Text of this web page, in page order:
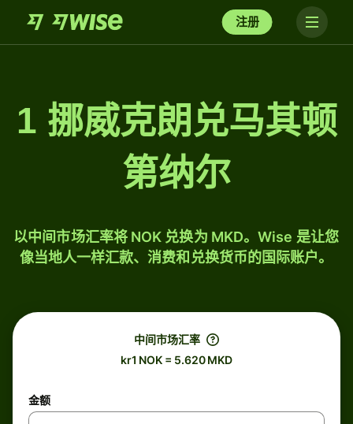
注册
1 挪威克朗兑马其顿
第纳尔
以中间市场汇率将 NOK 兑换为 MKD。Wise 是让您
像当地人一样汇款、消费和兑换货币的国际账户。
中间市场汇率
kr1 NOK = 5.620 MKD
金额